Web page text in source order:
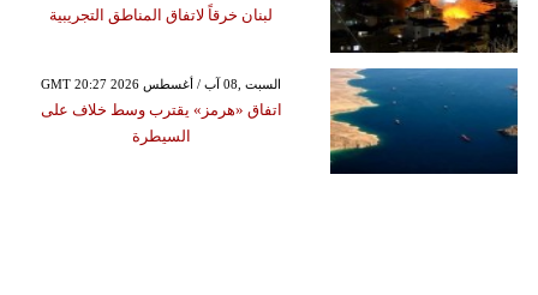
لبنان خرقاً لاتفاق المناطق التجريبية
GMT 20:27 2026 السبت ,08 آب / أغسطس
اتفاق «هرمز» يقترب وسط خلاف على
السيطرة